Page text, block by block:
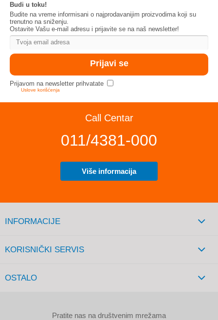
Budi u toku!
Budite na vreme informisani o najprodavanijim proizvodima koji su
trenutno na sniženju.
Ostavite Vašu e-mail adresu i prijavite se na naš newsletter!
Prijavom na newsletter prihvatate
Uslove korišćenja
Call Centar
011/4381-000
Više informacija
INFORMACIJE
KORISNIČKI SERVIS
OSTALO
Pratite nas na društvenim mrežama